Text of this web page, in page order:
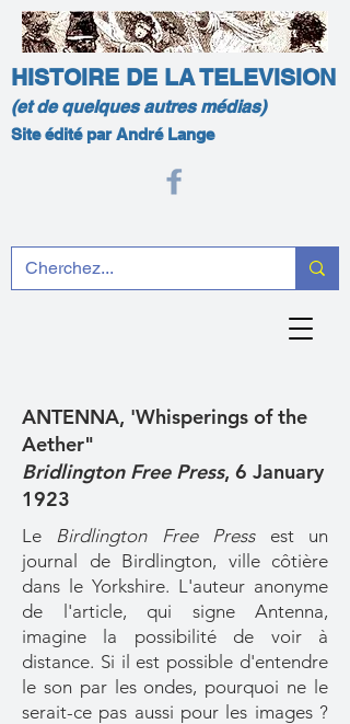
HISTOIRE DE LA TELEVISION
(et de quelques autres médias)
Site édité par André Lange
ANTENNA, 'Whisperings of the
Aether"
Bridlington Free Press, 6 January
1923
Le Birdlington Free Press est un
journal de Birdlington, ville côtière
dans le Yorkshire. L'auteur anonyme
de l'article, qui signe Antenna,
imagine la possibilité de voir à
distance. Si il est possible d'entendre
le son par les ondes, pourquoi ne le
serait-ce pas aussi pour les images ?